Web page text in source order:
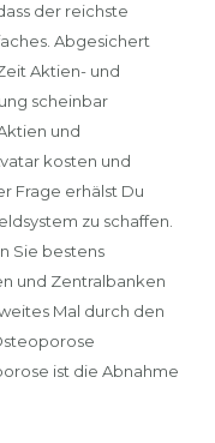
der reichste
Abgesichert
Aktien- und
scheinbar
und
kosten und
Frage erhälst Du
zu schaffen.
Sie bestens
und Zentralbanken
Mal durch den
ist die Abnahme